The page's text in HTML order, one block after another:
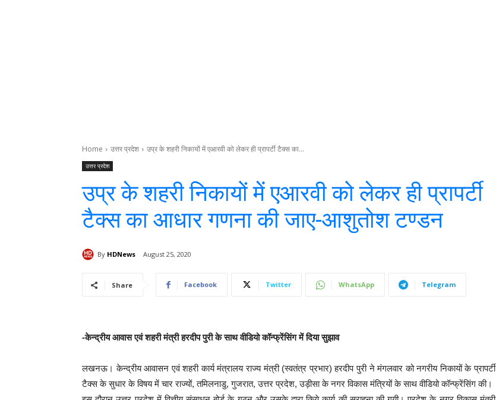
Home उत्तर प्रदेश उप्र के शहरी निकायों में एआरवी को लेकर ही प्रापर्टी टैक्स का...
उत्तर प्रदेश
उप्र के शहरी निकायों में एआरवी को लेकर ही प्रापर्टी
टैक्स का आधार गणना की जाए-आशुतोश टण्डन
By HDNews August 25, 2020
Share Facebook Twitter WhatsApp Telegram
-केन्द्रीय आवास एवं शहरी मंत्री हरदीप पुरी के साथ वीडियोकॉन्फ्रेंसिंगमें दिया सुझाव
लखनऊ। केन्द्रीय आवासन एवं शहरी कार्य मंत्रालय राज्य मंत्री (स्वतंत्र प्रभार) हरदीप पुरी ने मंगलवार को नगरीय निकायों के प्रापर्टी
टैक्स के सुधार के विषय में चार राज्यों, तमिलनाडु, गुजरात, उत्तर प्रदेश, उड़ीसा के नगर विकास मंत्रियों के साथ वीडियो कॉन्फ्रेंसिंग की।